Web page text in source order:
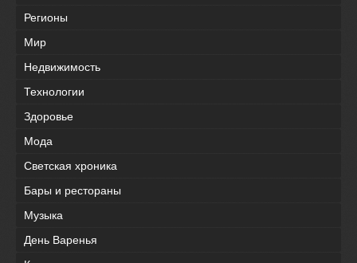
Регионы
Мир
Недвижимость
Технологии
Здоровье
Мода
Светская хроника
Бары и рестораны
Музыка
День Варенья